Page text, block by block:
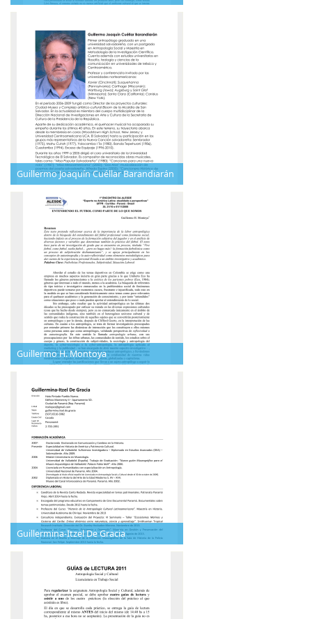
Guillermo Joaquín Cuéllar Barandiarán
Guillermo H. Montoya
Guillermina-Itzel De Gracia